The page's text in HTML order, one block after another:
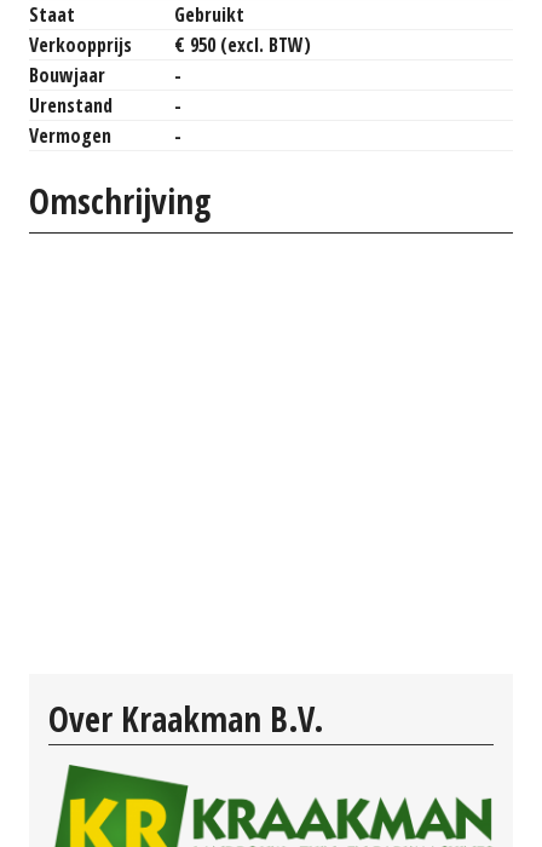
Staat
Gebruikt
Verkoopprijs
€ 950 (excl. BTW)
Bouwjaar
-
Urenstand
-
Vermogen
-
Omschrijving
Over Kraakman B.V.